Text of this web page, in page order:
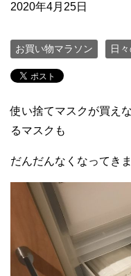
2020年4月25日
お買い物マラソン 日
使い捨てマスクが買え
るマスクも
だんだんなくなってき